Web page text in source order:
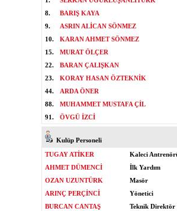
8.
BARIŞ KAYA
9.
ASRIN ALİCAN SÖNMEZ
10.
KARAN AHMET SÖNMEZ
15.
MURAT ÖLÇER
22.
BARAN ÇALIŞKAN
23.
KORAY HASAN ÖZTEKNİK
44.
ARDA ÖNER
88.
MUHAMMET MUSTAFA ÇİL
91.
ÖVGÜ İZCİ
Kulüp Personeli
TUGAY ATİKER
Kaleci
AHMET DÜMENCİ
İlk Yardım
OZAN UZUNTÜRK
Masör
ARINÇ PERÇİNCİ
Yönetici
BURCAN CANTAŞ
Teknik Direktör